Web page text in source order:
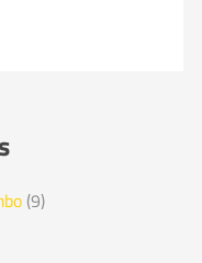
(9)